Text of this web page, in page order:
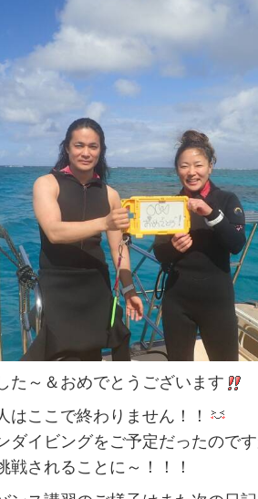
た～＆おめでとうございます
はここで終わりません！！
ダイビングをご予定だったので
戦されることに～！！！